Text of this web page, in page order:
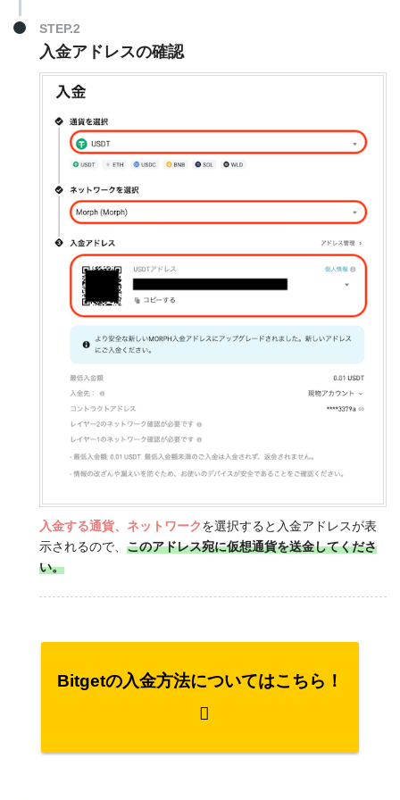
STEP.2
入金アドレスの確認
入金する通貨、ネットワークを選択すると入金アドレスが表
示されるので、 このアドレス宛に仮想通貨を送金してくださ
い。
Bitgetの入金方法についてはこちら！